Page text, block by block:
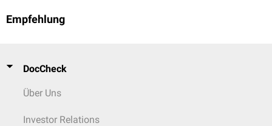
Empfehlung
DocCheck
Über Uns
Investor Relations